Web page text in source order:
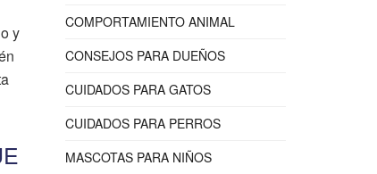
y
COMPORTAMIENTO ANIMAL
CONSEJOS PARA DUEÑOS
CUIDADOS PARA GATOS
CUIDADOS PARA PERROS
MASCOTAS PARA NIÑOS